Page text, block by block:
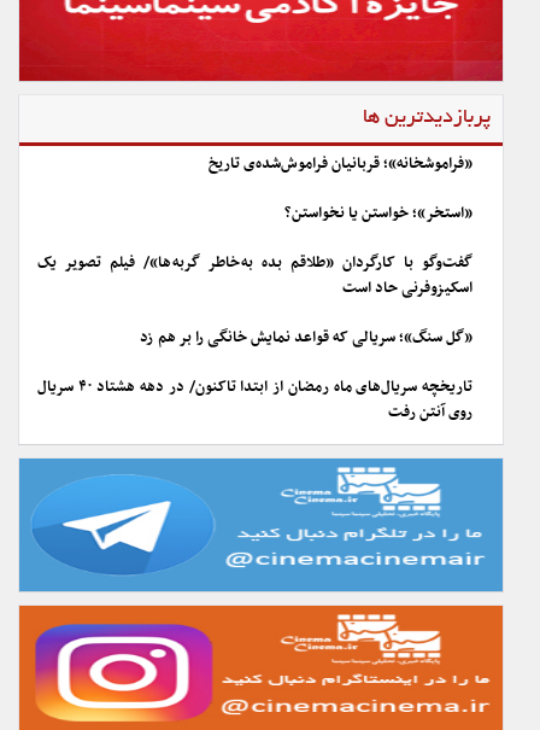
پربازدیدترین ها
«فراموشخانه»؛ قربانیان فراموش‌شده‌ی تاریخ
«استخر»؛ خواستن یا نخواستن؟
گفت‌وگو با کارگردان «طلاقم بده به خاطر گربه ها»/ فیلم تصویر یک
اسکیزوفرنی حاد است
«گل سنگ»؛ سریالی که قواعد نمایش خانگی را بر هم زد
تاریخچه سریال‌های ماه رمضان از ابتدا تاکنون/ در دهه هشتاد ۴۰ سریال
روی آنتن رفت